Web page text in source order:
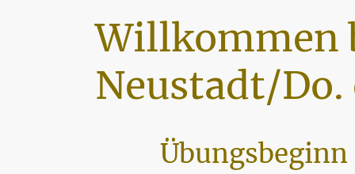
Willkommen
Neustadt/Do.
Übungsbeginn